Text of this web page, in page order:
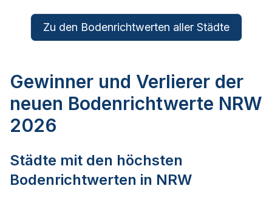
Zu den Bodenrichtwerten aller Städte
Gewinner und Verlierer der
neuen Bodenrichtwerte NRW
2026
Städte mit den höchsten
Bodenrichtwerten in NRW